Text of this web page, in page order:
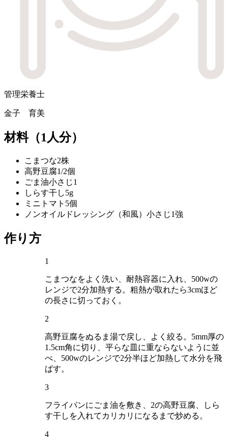
管理栄養士
金子 育美
材料（1人分）
こまつな2株
高野豆腐1/2個
ごま油小さじ1
しらす干し5g
ミニトマト 5個
ノンオイルドレッシング（和風） 小さじ1強
作り方
1
こまつなをよく洗い、耐熱容器に入れ、500wの
レンジで2分加熱する。粗熱が取れたら3cmほど
の長さに切っておく。
2
高野豆腐をぬるま湯で戻し、よく絞る。5mm厚の
1.5cm角に切り、平らな皿に重ならないように並
べ、500wのレンジで2分半ほど加熱して水分を飛
ばす。
3
フライパンにごま油を敷き、2の高野豆腐、しら
す干しを入れてカリカリになるまで炒める。
4